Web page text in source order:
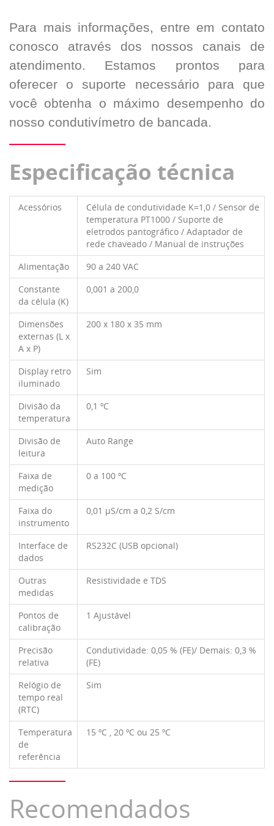
Para mais informações, entre em contato
conosco através dos nossos canais de
atendimento. Estamos prontos para
oferecer o suporte necessário para que
você obtenha o máximo desempenho do
nosso condutivímetro de bancada.
Especificação técnica
Acessórios
Célula de condutividade K=1,0 / Sensor de
temperatura PT1000 / Suporte de
eletrodos pantográfico / Adaptador de
rede chaveado / Manual de instruções
Alimentação
90 a 240 VAC
Constante
da célula (K)
0,001 a 200,0
Dimensões
externas (L x
A x P)
200 x 180 x 35 mm
Display retro
iluminado
Sim
Divisão da
temperatura
0,1 ºC
Divisão de
leitura
Auto Range
Faixa de
medição
0 a 100 ºC
Faixa do
instrumento
0,01 μS/cm a 0,2 S/cm
Interface de
dados
RS232C (USB opcional)
Outras
medidas
Resistividade e TDS
Pontos de
calibração
1 Ajustável
Precisão
relativa
Condutividade: 0,05 % (FE)/ Demais: 0,3 %
(FE)
Relógio de
tempo real
(RTC)
Sim
Temperatura
de
referência
15 ºC , 20 ºC ou 25 ºC
Recomendados